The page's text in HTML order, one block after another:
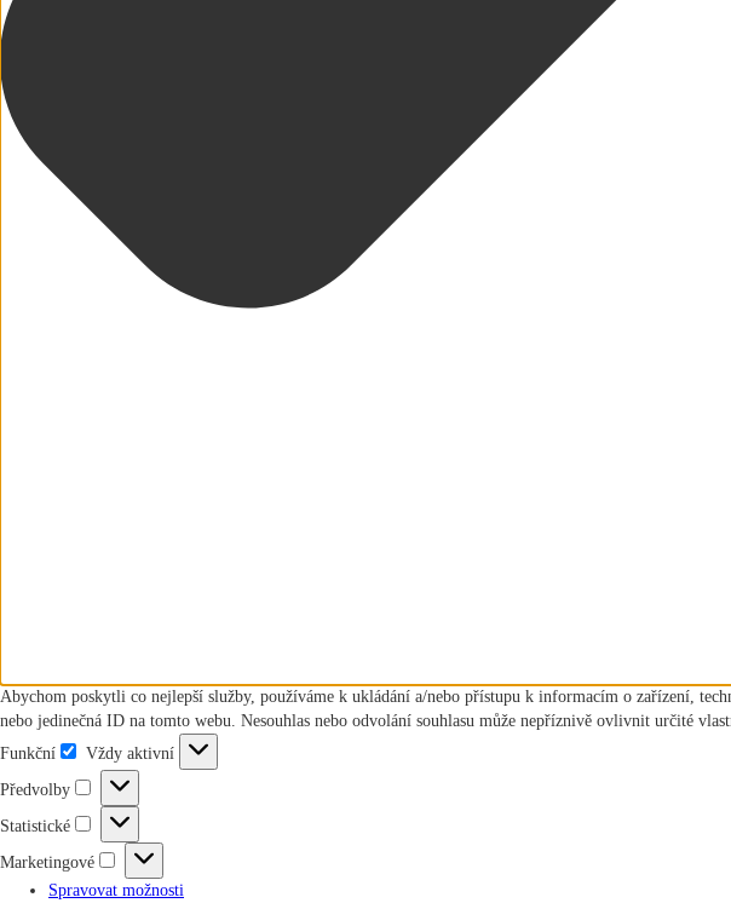
Abychom poskytli co nejlepší služby, používáme k ukládání a/nebo přístupu k informacím o zařízení,
nebo jedinečná ID na tomto webu. Nesouhlas nebo odvolání souhlasu může nepříznivě ovlivnit určité
Funkční
Funkční
Vždy aktivní
Předvolby
Předvolby
Statistické
Statistické
Marketingové
Marketingové
Spravovat možnosti